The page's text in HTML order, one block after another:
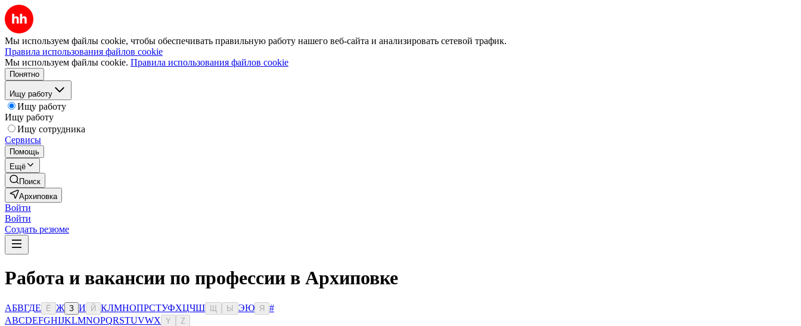
Мы используем файлы cookie, чтобы обеспечивать правильную работу нашего веб-сайта и анализировать сетевой трафик.
Правила использования файлов cookie
Мы используем файлы cookie. Правила использования файлов cookie
Понятно
Ищу работу
Ищу работу
Ищу работу
Ищу сотрудника
Сервисы
Помощь
Ещё
Поиск
Архиповка
Войти
Войти
Создать резюме
Работа и вакансии по профессии в Архиповке
АБВГДЕ Ё Ж З И Й КЛМНОПРСТУФХЦЧШ Ы ЭЮ Я
#
ABCDEFGHIJKLMNOPQRSTUVWX Y Z